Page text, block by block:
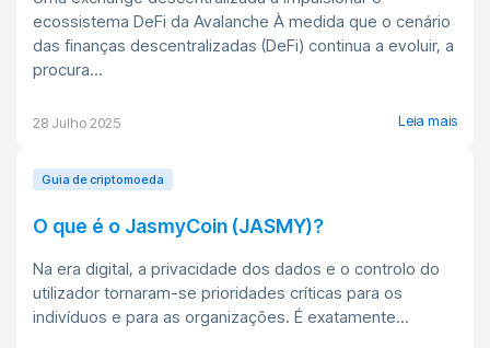
ecossistema DeFi da Avalanche À medida que o cenário
das finanças descentralizadas (DeFi) continua a evoluir, a
procura...
28 Julho 2025 Leia mais
Guia de criptomoeda
O que é o JasmyCoin (JASMY)?
Na era digital, a privacidade dos dados e o controlo do
utilizador tornaram-se prioridades críticas para os
indivíduos e para as organizações. É exatamente...